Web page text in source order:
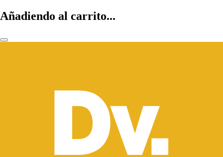
Añadiendo al carrito...